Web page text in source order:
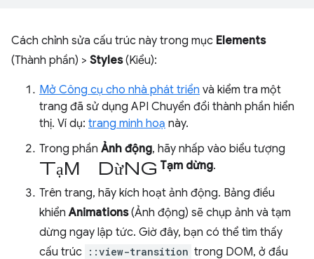
Cách chỉnh sửa cấu trúc này trong mục Elements
(Thành phần) > Styles(Kiểu):
Mở Công cụ cho nhà phát triển và kiểm tra một
trang đã sử dụng API Chuyển đổi thành phần hiển
thị. Ví dụ: trang minh hoạ này.
Trong phần Ảnh động, hãy nhấp vào biểu tượng
tạm dừng Tạm dừng.
Trên trang, hãy kích hoạt ảnh động. Bảng điều
khiểnAnimations(Ảnh động) sẽ chụp ảnh và tạm
dừng ngay lập tức. Giờ đây, bạn có thể tìm thấy
cấu trúc ::view-transition trong DOM, ở đầu